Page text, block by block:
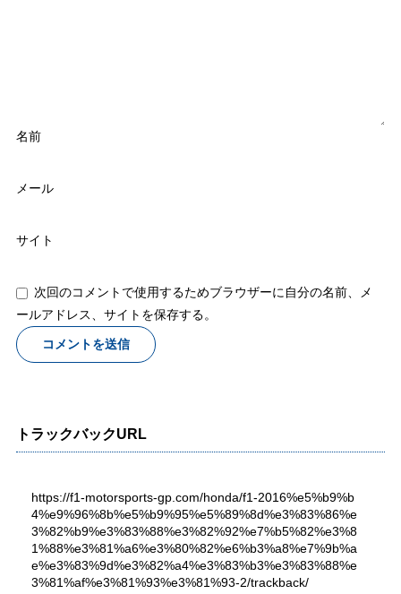
名前
メール
サイト
次回のコメントで使用するためブラウザーに自分の名前、メ
ールアドレス、サイトを保存する。
トラックバックURL
https://f1-motorsports-gp.com/honda/f1-2016%e5%b9%b
4%e9%96%8b%e5%b9%95%e5%89%8d%e3%83%86%e
3%82%b9%e3%83%88%e3%82%92%e7%b5%82%e3%8
1%88%e3%81%a6%e3%80%82%e6%b3%a8%e7%9b%a
e%e3%83%9d%e3%82%a4%e3%83%b3%e3%83%88%e
3%81%af%e3%81%93%e3%81%93-2/trackback/